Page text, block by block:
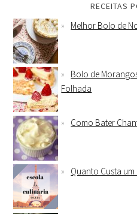
RECEITAS
Melhor Bolo de
Bolo de
Folhada
Como Bater
Quanto Custa